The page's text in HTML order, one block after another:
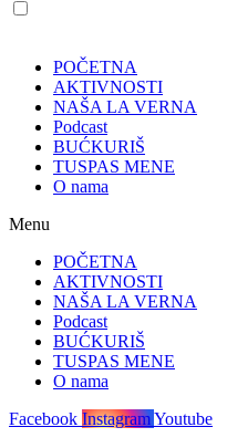
POČETNA
AKTIVNOSTI
NAŠA LA VERNA
Podcast
BUĆKURIŠ
TUSPAS MENE
O nama
Menu
POČETNA
AKTIVNOSTI
NAŠA LA VERNA
Podcast
BUĆKURIŠ
TUSPAS MENE
O nama
Facebook InstagramYoutube